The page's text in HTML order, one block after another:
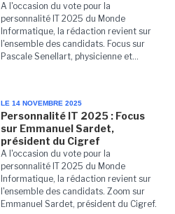
A l'occasion du vote pour la
personnalité IT 2025 du Monde
Informatique, la rédaction revient sur
l'ensemble des candidats. Focus sur
Pascale Senellart, physicienne et...
LE 14 NOVEMBRE 2025
Personnalité IT 2025 : Focus
sur Emmanuel Sardet,
président du Cigref
A l'occasion du vote pour la
personnalité IT 2025 du Monde
Informatique, la rédaction revient sur
l'ensemble des candidats. Zoom sur
Emmanuel Sardet, président du Cigref.